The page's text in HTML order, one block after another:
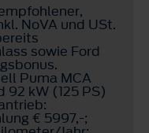
NoVA und USt.
sowie Ford
Puma MCA
92 kW (125 PS)
€ 5997,-;